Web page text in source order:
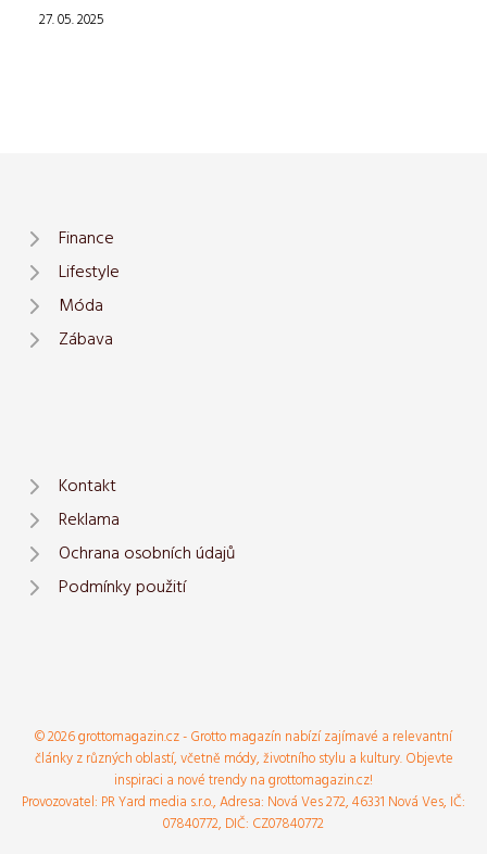
27. 05. 2025
Finance
Lifestyle
Móda
Zábava
Kontakt
Reklama
Ochrana osobních údajů
Podmínky použití
© 2026 grottomagazin.cz - Grotto magazín nabízí zajímavé a relevantní
články z různých oblastí, včetně módy, životního stylu a kultury. Objevte
inspiraci a nové trendy na grottomagazin.cz!
Provozovatel: PR Yard media s.r.o., Adresa: Nová Ves 272, 46331 Nová Ves, IČ:
07840772, DIČ: CZ07840772